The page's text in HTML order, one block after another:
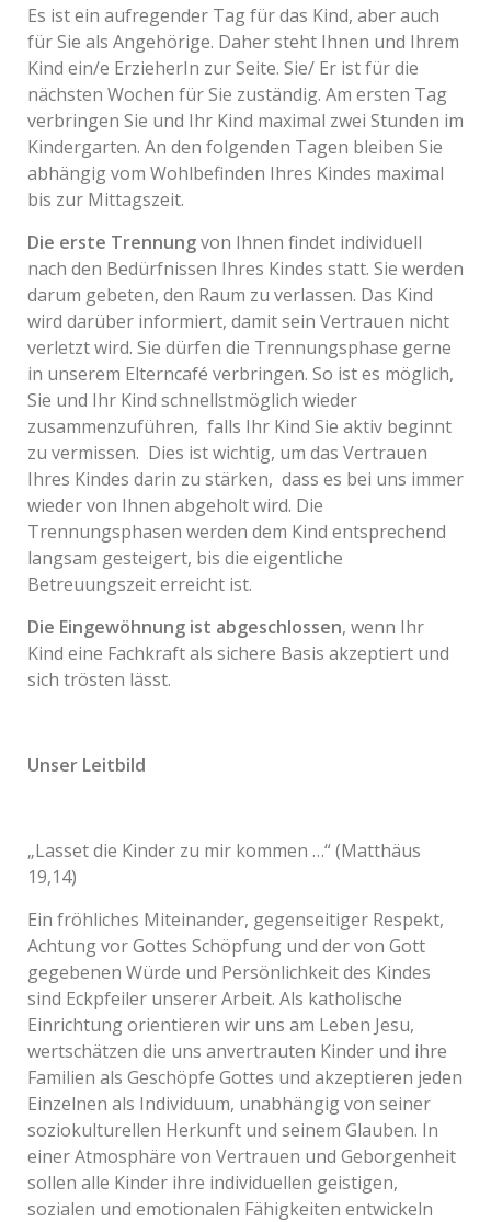
Es ist ein aufregender Tag für das Kind, aber auch
für Sie als Angehörige. Daher steht Ihnen und Ihrem
Kind ein/e ErzieherIn zur Seite. Sie/ Er ist für die
nächsten Wochen für Sie zuständig. Am ersten Tag
verbringen Sie und Ihr Kind maximal zwei Stunden im
Kindergarten. An den folgenden Tagen bleiben Sie
abhängig vom Wohlbefinden Ihres Kindes maximal
bis zur Mittagszeit.
Die erste Trennungvon Ihnen findet individuell
nach den Bedürfnissen Ihres Kindes statt. Sie werden
darum gebeten, den Raum zu verlassen. Das Kind
wird darüber informiert, damit sein Vertrauen nicht
verletzt wird. Sie dürfen die Trennungsphase gerne
in unserem Elterncafé verbringen. So ist es möglich,
Sie und Ihr Kind schnellstmöglich wieder
zusammenzuführen, falls Ihr Kind Sie aktiv beginnt
zu vermissen. Dies ist wichtig, um das Vertrauen
Ihres Kindes darin zu stärken, dass es bei uns immer
wieder von Ihnen abgeholt wird. Die
Trennungsphasen werden dem Kind entsprechend
langsam gesteigert, bis die eigentliche
Betreuungszeit erreicht ist.
Die Eingewöhnung ist abgeschlossen, wenn Ihr
Kind eine Fachkraft als sichere Basis akzeptiert und
sich trösten lässt.
Unser Leitbild
„Lasset die Kinder zu mir kommen …“ (Matthäus
19,14)
Ein fröhliches Miteinander, gegenseitiger Respekt,
Achtung vor Gottes Schöpfung und der von Gott
gegebenen Würde und Persönlichkeit des Kindes
sind Eckpfeiler unserer Arbeit. Als katholische
Einrichtung orientieren wir uns am Leben Jesu,
wertschätzen die uns anvertrauten Kinder und ihre
Familien als Geschöpfe Gottes und akzeptieren jeden
Einzelnen als Individuum, unabhängig von seiner
soziokulturellen Herkunft und seinem Glauben. In
einer Atmosphäre von Vertrauen und Geborgenheit
sollen alle Kinder ihre individuellen geistigen,
sozialen und emotionalen Fähigkeiten entwickeln